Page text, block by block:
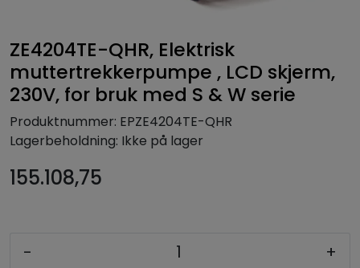
ZE4204TE-QHR, Elektrisk
muttertrekkerpumpe , LCD skjerm,
230V, for bruk med S & W serie
Produktnummer: EPZE4204TE-QHR
Lagerbeholdning: Ikke på lager
155.108,75
- +